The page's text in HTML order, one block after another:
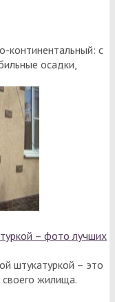
континентальный: с
осадки,
– фото лучших
штукатуркой – это
жилища.